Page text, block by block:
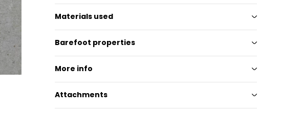
Materials used
Barefoot properties
More info
Attachments